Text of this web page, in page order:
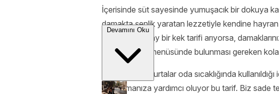
İçerisinde süt sayesinde yumuşacık bir dokuya
damakta şenlik yaratan lezzetiyle kendine
Gözleriniz kolay bir kek tarifi arıyorsa,
her çay saati menüsünde bulunması gereken
İçerisinde yumurtalar oda sıcaklığında
hazırlamanıza yardımcı oluyor bu tarif. Biz
Devamını Oku